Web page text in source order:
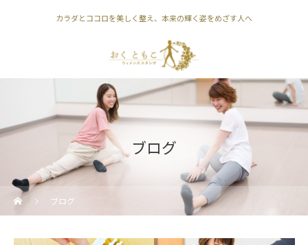
カラダとココロを美しく整え、本来の輝く姿をめざす人へ
ブログ
ブログ